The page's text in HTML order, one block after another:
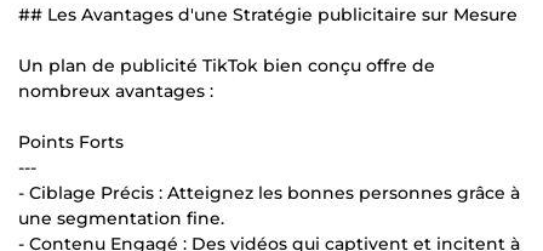
## Les Avantages d'une Stratégie publicitaire sur Mesure
Un plan de publicité TikTok bien conçu offre de
nombreux avantages :
Points Forts
---
- Ciblage Précis : Atteignez les bonnes personnes grâce à
une segmentation fine.
- Contenu Engagé : Des vidéos qui captivent et incitent à